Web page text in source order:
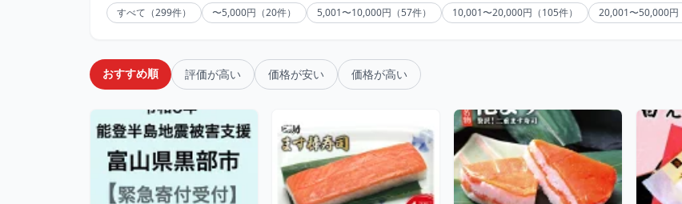
すべて（299件） 〜5,000円（20件） 5,001〜10,000円（57件） 10,001〜20,000円（105件） 20,001〜50,000円
おすすめ順 評価が高い 価格が安い 価格が高い